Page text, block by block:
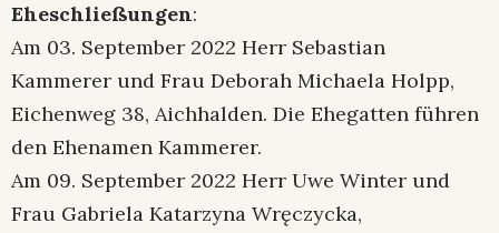
Eheschließungen:
Am 03. September 2022 Herr Sebastian
Kammerer und Frau Deborah Michaela Holpp,
Eichenweg 38, Aichhalden. Die Ehegatten führen
den Ehenamen Kammerer.
Am 09. September 2022 Herr Uwe Winter und
Frau Gabriela Katarzyna Wręczycka,